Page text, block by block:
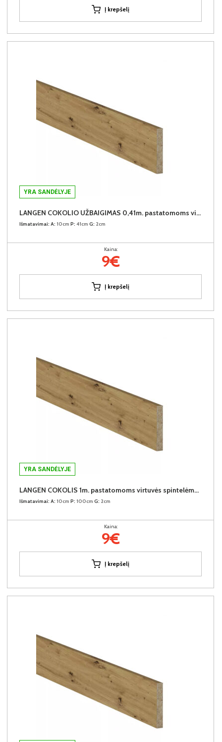
Į krepšelį
YRA SANDĖLYJE
LANGEN COKOLIO UŽBAIGIMAS 0,41m. pastatomoms virtuvės spintelėms (komplekte 2vnt.)
Išmatavimai: A: 10cm P: 41cm G: 2cm
Kaina:
9€
Į krepšelį
YRA SANDĖLYJE
LANGEN COKOLIS 1m. pastatomoms virtuvės spintelėms (1 metras)
Išmatavimai: A: 10cm P: 100cm G: 2cm
Kaina:
9€
Į krepšelį